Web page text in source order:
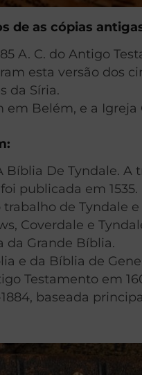
de as cópias
A. C. do Antigo
esta versão dos
da Síria.
Belém, e a
Bíblia De Tyndale.
publicada em 1535.
de Tyndale e
Coverdale e
da Grande Bíblia.
e da Bíblia de
Testamento em
baseada